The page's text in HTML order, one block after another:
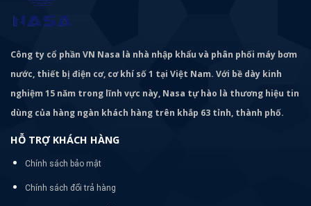
Công ty cổ phần VN Nasa là nhà nhập khẩu và phân phối máy bơm
nước, thiết bị điện cơ, cơ khí số 1 tại Việt Nam. Với bề dày kinh
nghiệm 15 năm trong lĩnh vực này, Nasa tự hào là thương hiệu tin
dùng của hàng ngàn khách hàng trên khắp 63 tỉnh, thành phố.
HỖ TRỢ KHÁCH HÀNG
Chính sách bảo mật
Chính sách đổi trả hàng